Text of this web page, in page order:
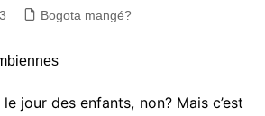
3 Bogota mangé?
jour des enfants, non? Mais c’est